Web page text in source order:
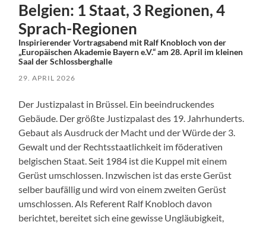
Belgien: 1 Staat, 3 Regionen, 4
Sprach-Regionen
Inspirierender Vortragsabend mit Ralf Knobloch von der
„Europäischen Akademie Bayern e.V.“ am 28. April im kleinen
Saal der Schlossberghalle
29. APRIL 2026
Der Justizpalast in Brüssel. Ein beeindruckendes
Gebäude. Der größte Justizpalast des 19. Jahrhunderts.
Gebaut als Ausdruck der Macht und der Würde der 3.
Gewalt und der Rechtsstaatlichkeit im föderativen
belgischen Staat. Seit 1984 ist die Kuppel mit einem
Gerüst umschlossen. Inzwischen ist das erste Gerüst
selber baufällig und wird von einem zweiten Gerüst
umschlossen. Als Referent Ralf Knobloch davon
berichtet, bereitet sich eine gewisse Ungläubigkeit,